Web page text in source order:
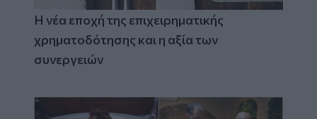
Η νέα εποχή της επιχειρηματικής
χρηματοδότησης και η αξία των
συνεργειών